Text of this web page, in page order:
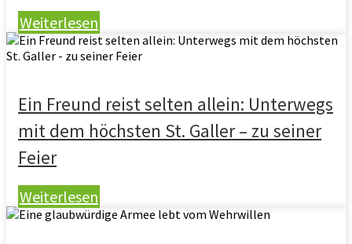
Weiterlesen
Ein Freund reist selten allein: Unterwegs
mit dem höchsten St. Galler – zu seiner
Feier
Weiterlesen